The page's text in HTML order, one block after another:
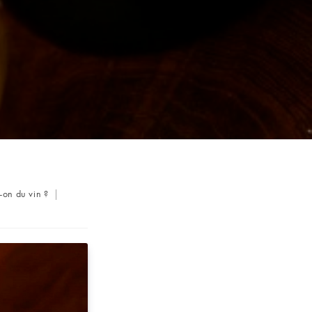
du vin ?